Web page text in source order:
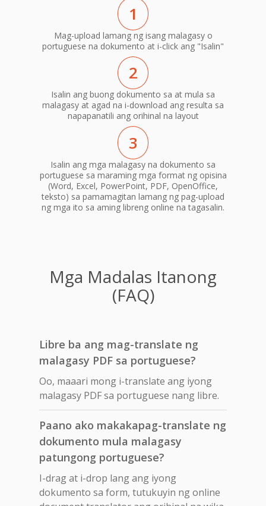
1
Mag-upload lamang ng isang malagasy o
portuguese na dokumento at i-click ang "Isalin"
2
Isalin ang buong dokumento sa at mula sa
malagasy at agad na i-download ang resulta sa
napapanatili ang orihinal na layout
3
Isalin ang mga malagasy na dokumento sa
portuguese sa maraming mga format ng opisina
(Word, Excel, PowerPoint, PDF, OpenOffice,
teksto) sa pamamagitan lamang ng pag-upload
ng mga ito sa aming libreng online na tagasalin.
Mga Madalas Itanong
(FAQ)
Libre ba ang mag-translate ng
malagasy PDF sa portuguese?
Oo, maaari mong i-translate ang iyong
malagasy PDF sa portuguese nang libre.
Paano ako makakapag-translate ng
dokumento mula malagasy
patungong portuguese?
I-drag at i-drop lang ang iyong
dokumento sa form, tutukuyin ng online